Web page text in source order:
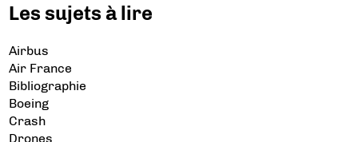
Les sujets à lire
Airbus
Air France
Bibliographie
Boeing
Crash
Drones